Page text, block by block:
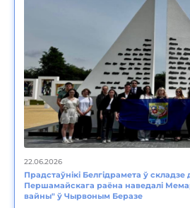
22.06.2026
Прадстаўнікі Белгідрамета ў складзе
Першамайскага раёна наведалі
вайны" ў Чырвоным Беразе